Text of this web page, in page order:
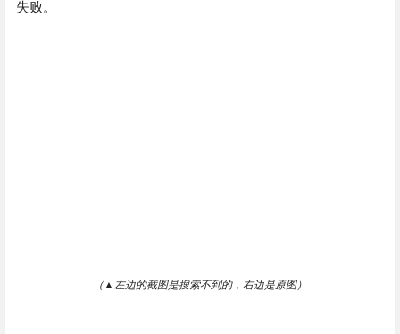
失败。
（▲左边的截图是搜索不到的，右边是原图）